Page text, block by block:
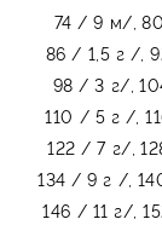
74 / 9 м/,
86 / 1,5 г /,
98 / 3 г/,
110 / 5 г /,
122 / 7 г/,
134 / 9 г /,
146 / 11 г/,